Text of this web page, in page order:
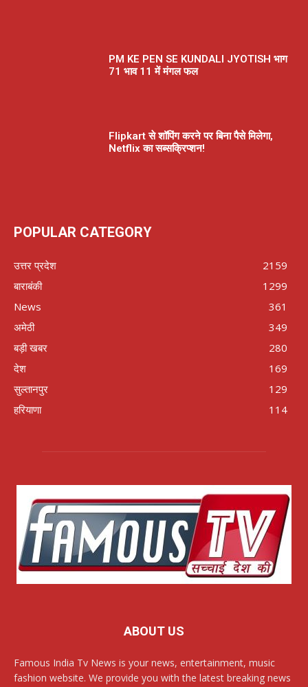
PM KE PEN SE KUNDALI JYOTISH भाग
71 भाव 11 में मंगल फल
Flipkart से शॉपिंग करने पर बिना पैसे मिलेगा,
Netflix का सब्सक्रिप्शन!
POPULAR CATEGORY
उत्तर प्रदेश
2159
बाराबंकी
1299
News
361
अमेठी
349
बड़ी खबर
280
देश
169
सुल्तानपुर
129
हरियाणा
114
ABOUT US
Famous India Tv News is your news, entertainment, music
fashion website. We provide you with the latest breaking news